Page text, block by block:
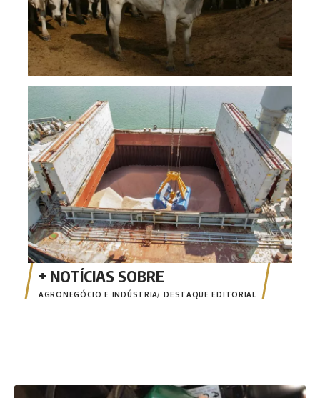
AGRONEGÓCIO E INDÚSTRIA DESTAQUE EDITORIAL